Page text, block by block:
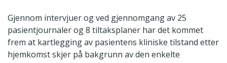
Gjennom intervjuer og ved gjennomgang av 25
pasientjournaler og 8 tiltaksplaner har det kommet
frem at kartlegging av pasientens kliniske tilstand etter
hjemkomst skjer på bakgrunn av den enkelte